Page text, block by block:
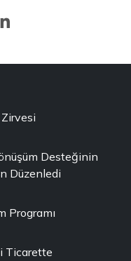
Desteğinin
Düzenledi
Programı
Ticarette